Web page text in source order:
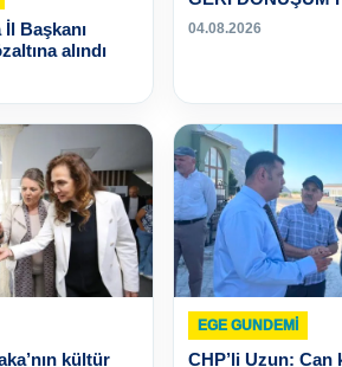
Başkanı
alındı
04.08.2026
kültür
EGE GUNDEMİ
CHP’li Uzun: Can